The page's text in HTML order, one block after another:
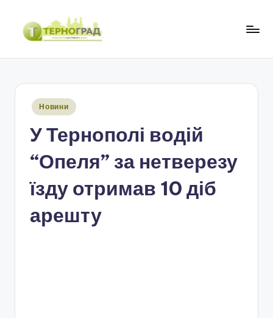
Перейти
Опубліковано
Новини
У Тернополі водій
“Опеля” за нетверезу
їзду отримав 10 діб
арешту